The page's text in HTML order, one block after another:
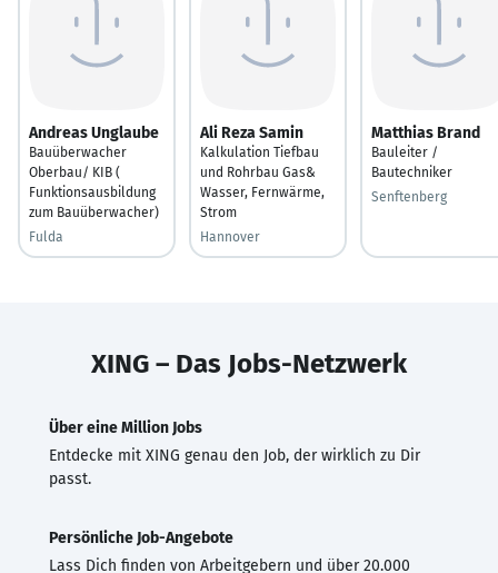
Andreas Unglaube
Bauüberwacher
Oberbau/ KIB (
Funktionsausbildung
zum Bauüberwacher)
Fulda
Ali Reza Samin
Kalkulation Tiefbau
und Rohrbau Gas&
Wasser, Fernwärme,
Strom
Hannover
Matthias Brand
Bauleiter /
Bautechniker
Senftenberg
XING – Das Jobs-Netzwerk
Über eine Million Jobs
Entdecke mit XING genau den Job, der wirklich zu Dir
passt.
Persönliche Job-Angebote
Lass Dich finden von Arbeitgebern und über 20.000